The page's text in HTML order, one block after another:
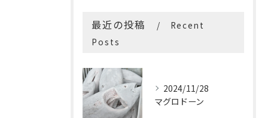
最近の投稿
Recent
Posts
2024/11/28
マグロドーン